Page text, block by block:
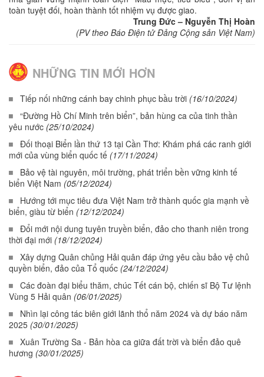
toàn tuyệt đối, hoàn thành tốt nhiệm vụ được giao.
Trung Đức – Nguyễn Thị Hoàn
(PV theo Báo Điện tử Đảng Cộng sản Việt Nam)
NHỮNG TIN MỚI HƠN
Tiếp nối những cánh bay chinh phục bầu trời (16/10/2024)
“Đường Hồ Chí Minh trên biển”, bản hùng ca của tinh thần
yêu nước (25/10/2024)
Đối thoại Biển lần thứ 13 tại Cần Thơ: Khám phá các ranh giới
mới của vùng biển quốc tế (17/11/2024)
Bảo vệ tài nguyên, môi trường, phát triển bền vững kinh tế
biển Việt Nam (05/12/2024)
Hướng tới mục tiêu đưa Việt Nam trở thành quốc gia mạnh về
biển, giàu từ biển (12/12/2024)
Đổi mới nội dung tuyên truyền biển, đảo cho thanh niên trong
thời đại mới (18/12/2024)
Xây dựng Quân chủng Hải quân đáp ứng yêu cầu bảo vệ chủ
quyền biển, đảo của Tổ quốc (24/12/2024)
Các đoàn đại biểu thăm, chúc Tết cán bộ, chiến sĩ Bộ Tư lệnh
Vùng 5 Hải quân (06/01/2025)
Nhìn lại công tác biên giới lãnh thổ năm 2024 và dự báo năm
2025 (30/01/2025)
Xuân Trường Sa - Bản hòa ca giữa đất trời và biển đảo quê
hương (30/01/2025)